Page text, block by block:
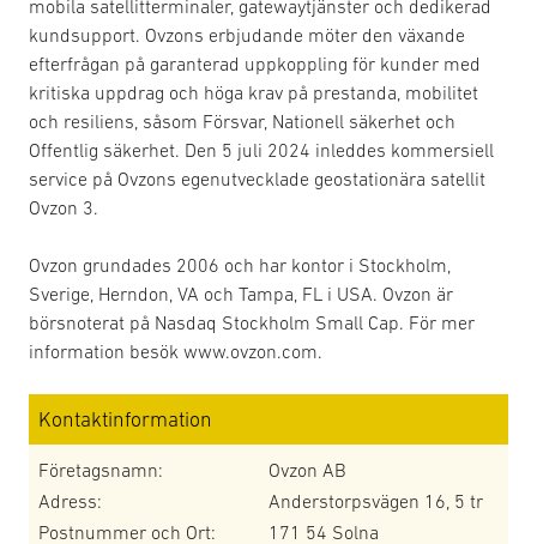
mobila satellitterminaler, gatewaytjänster och dedikerad
kundsupport. Ovzons erbjudande möter den växande
efterfrågan på garanterad uppkoppling för kunder med
kritiska uppdrag och höga krav på prestanda, mobilitet
och resiliens, såsom Försvar, Nationell säkerhet och
Offentlig säkerhet. Den 5 juli 2024 inleddes kommersiell
service på Ovzons egenutvecklade geostationära satellit
Ovzon 3.
Ovzon grundades 2006 och har kontor i Stockholm,
Sverige, Herndon, VA och Tampa, FL i USA. Ovzon är
börsnoterat på Nasdaq Stockholm Small Cap. För mer
information besök www.ovzon.com.
Kontaktinformation
Företagsnamn:
Ovzon AB
Adress:
Anderstorpsvägen 16, 5 tr
Postnummer och Ort:
171 54 Solna